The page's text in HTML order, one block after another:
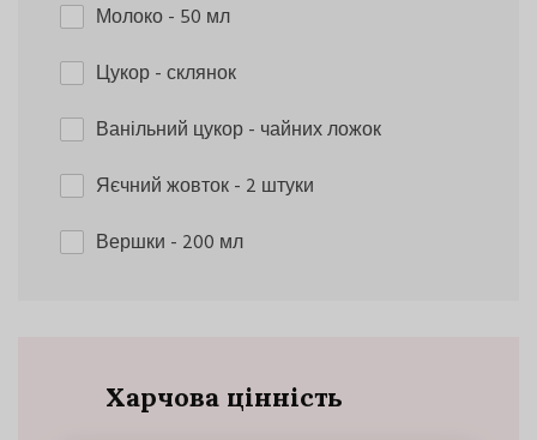
Молоко- 50 мл
Цукор- склянок
Ванільний цукор- чайних ложок
Яєчний жовток- 2 штуки
Вершки - 200 мл
Харчова цінність